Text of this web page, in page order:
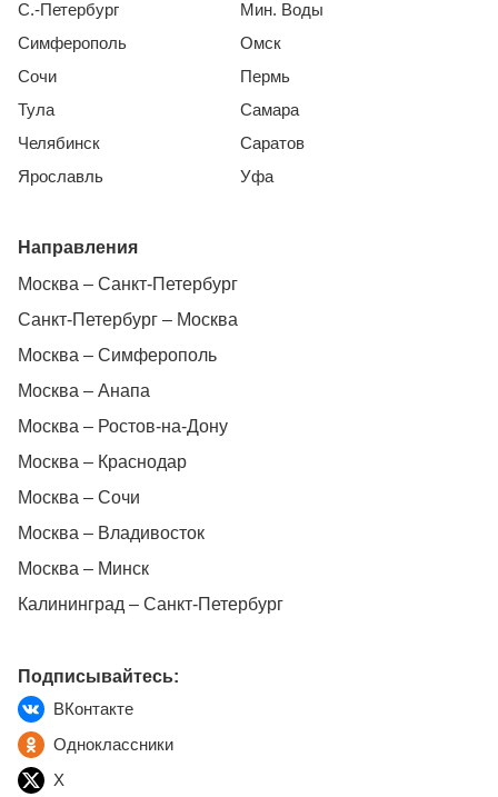
С.-Петербург
Симферополь
Сочи
Тула
Челябинск
Ярославль
Мин. Воды
Омск
Пермь
Самара
Саратов
Уфа
Направления
Москва – Санкт-Петербург
Санкт-Петербург – Москва
Москва – Симферополь
Москва – Анапа
Москва – Ростов-на-Дону
Москва – Краснодар
Москва – Сочи
Москва – Владивосток
Москва – Минск
Калининград – Санкт-Петербург
Подписывайтесь:
ВКонтакте
Одноклассники
X